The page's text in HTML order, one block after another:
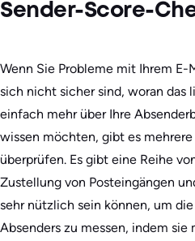
Sender-Score-
Wenn Sie Probleme mit Ihrem
sich nicht sicher sind, woran das
einfach mehr über Ihre
wissen möchten, gibt es
überprüfen. Es gibt eine Reihe
Zustellung von Posteingängen
sehr nützlich sein können, um
Absenders zu messen, indem sie